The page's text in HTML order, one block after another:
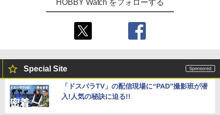
HOBBY Watch をフォローする
Special Site
「ドスパラTV」の配信現場に“PAD”撮影班が潜
入!人気の秘訣に迫る!!